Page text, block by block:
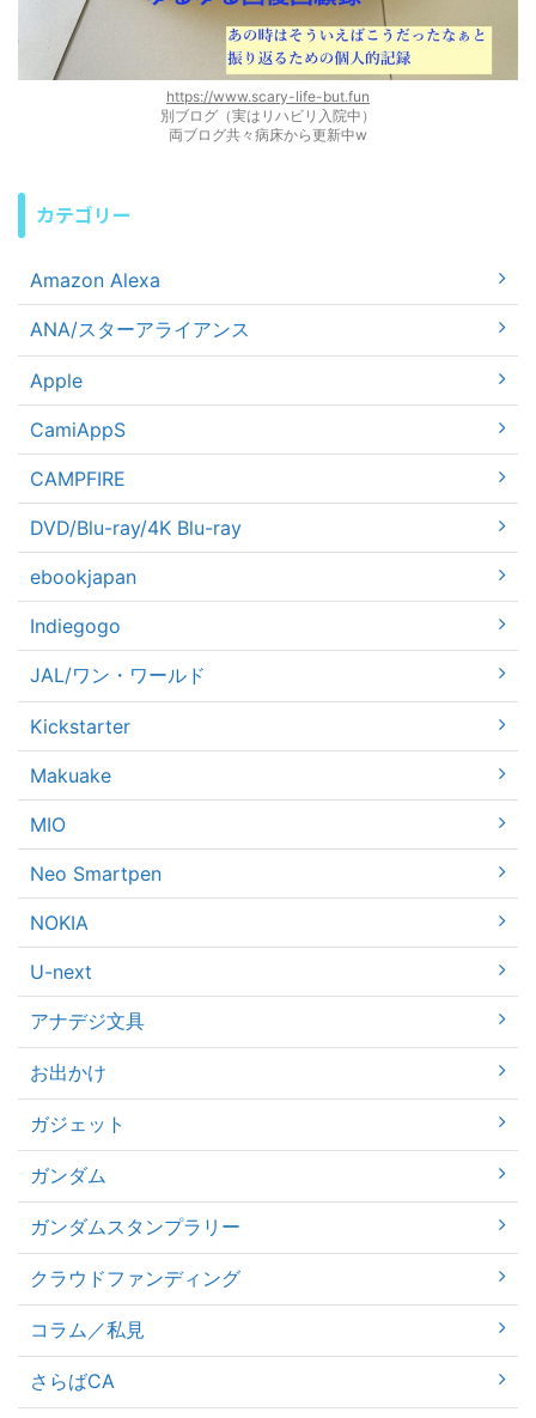
https://www.scary-life-but.fun
別ブログ（実はリハビリ入院中）
両ブログ共々病床から更新中w
カテゴリー
Amazon Alexa
ANA/スターアライアンス
Apple
CamiAppS
CAMPFIRE
DVD/Blu-ray/4K Blu-ray
ebookjapan
Indiegogo
JAL/ワン・ワールド
Kickstarter
Makuake
MIO
Neo Smartpen
NOKIA
U-next
アナデジ文具
お出かけ
ガジェット
ガンダム
ガンダムスタンプラリー
クラウドファンディング
コラム／私見
さらばCA